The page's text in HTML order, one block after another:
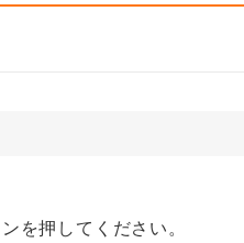
を押してください。